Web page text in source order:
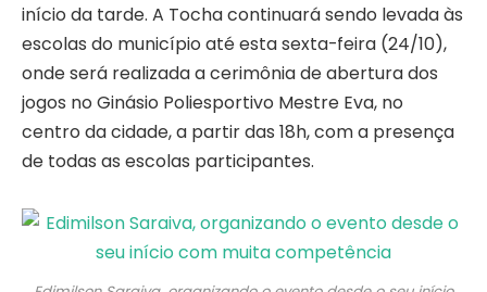
início da tarde. A Tocha continuará sendo levada às
escolas do município até esta sexta-feira (24/10),
onde será realizada a cerimônia de abertura dos
jogos no Ginásio Poliesportivo Mestre Eva, no
centro da cidade, a partir das 18h, com a presença
de todas as escolas participantes.